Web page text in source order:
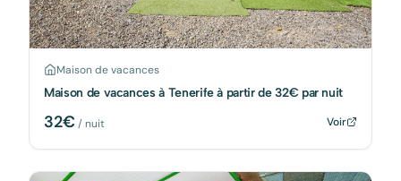
Maison de vacances
Maison de vacances à Tenerife à partir de 32€ par nuit
32€/ nuit Voir